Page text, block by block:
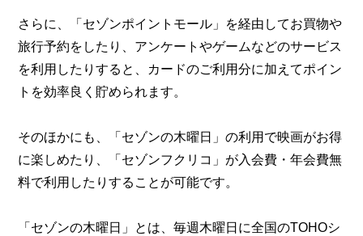
さらに、「セゾンポイントモール」を経由してお買物や
旅行予約をしたり、アンケートやゲームなどのサービス
を利用したりすると、カードのご利用分に加えてポイン
トを効率良く貯められます。
そのほかにも、「セゾンの木曜日」の利用で映画がお得
に楽しめたり、「セゾンフクリコ」が入会費・年会費無
料で利用したりすることが可能です。
「セゾンの木曜日」とは、毎週木曜日に全国のTOHOシ